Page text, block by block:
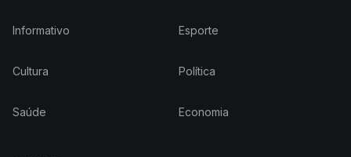
Informativo Esporte
Cultura Política
Saúde Economia